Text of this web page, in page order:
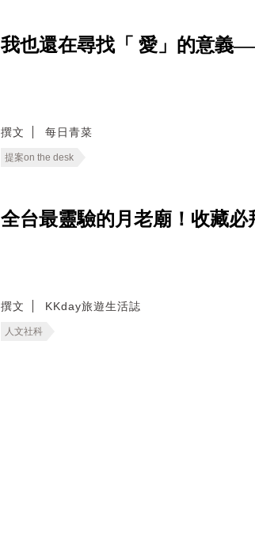
我也還在尋找「 愛」的意義
撰文 每日青菜
提案on the desk
全台最靈驗的月老廟！收藏
撰文 KKday旅遊生活誌
人文社科